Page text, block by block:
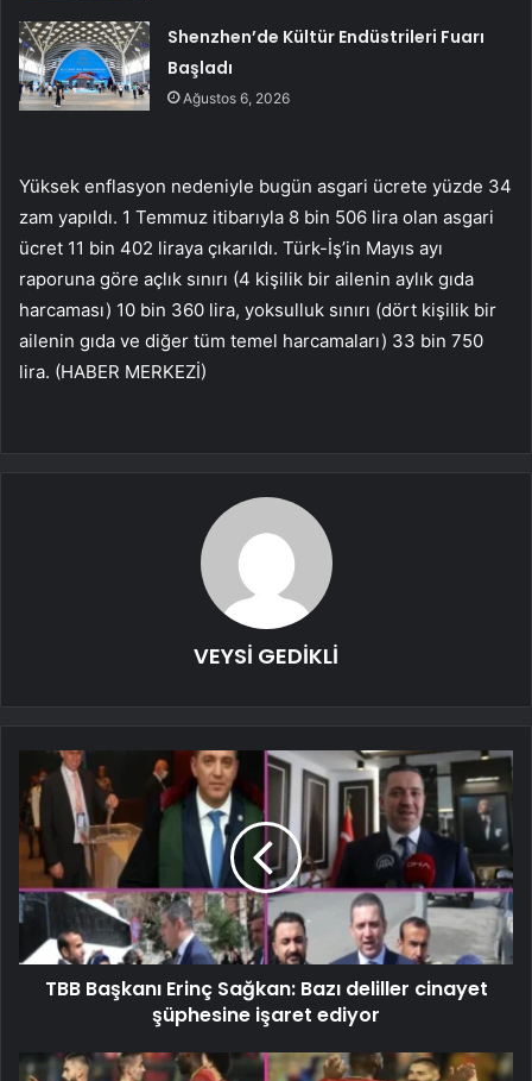
Shenzhen’de Kültür Endüstrileri Fuarı
Başladı
Ağustos 6, 2026
Yüksek enflasyon nedeniyle bugün asgari ücrete yüzde 34
zam yapıldı. 1 Temmuz itibarıyla 8 bin 506 lira olan asgari
ücret 11 bin 402 liraya çıkarıldı. Türk-İş’in Mayıs ayı
raporuna göre açlık sınırı (4 kişilik bir ailenin aylık gıda
harcaması) 10 bin 360 lira, yoksulluk sınırı (dört kişilik bir
ailenin gıda ve diğer tüm temel harcamaları) 33 bin 750
lira. (HABER MERKEZİ)
VEYSİ GEDİKLİ
TBB Başkanı Erinç Sağkan: Bazı deliller cinayet
şüphesine işaret ediyor